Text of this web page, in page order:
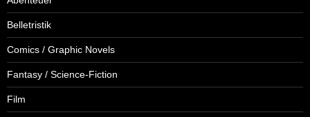
Belletristik
Comics / Graphic Novels
Fantasy / Science-Fiction
Film